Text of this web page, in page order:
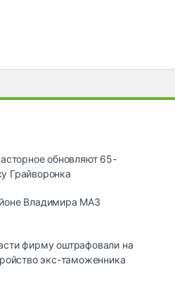
обновляют 65-
Грайворонка
Владимира МАЗ
фирму оштрафовали на
экс-таможенника